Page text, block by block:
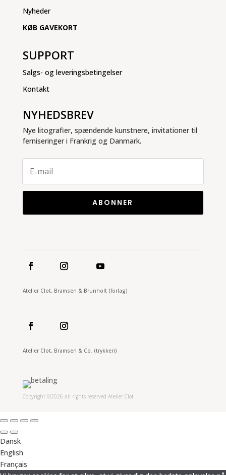
Nyheder
KØB GAVEKORT
SUPPORT
Salgs- og leveringsbetingelser
Kontakt
NYHEDSBREV
Nye litografier, spændende kunstnere, invitationer til
ferniseringer i Frankrig og Danmark.
ABONNER
Atelier Clot, Bramsen & Brunholt (forlag)
Atelier Clot, Bramsen & Co. (trykkeri)
Copyright ©2026 all rights reserved Atelier Clot
Dansk
English
Français